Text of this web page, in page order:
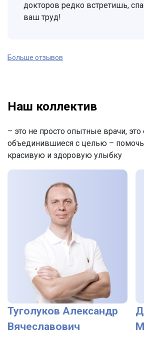
докторов редко встретишь,
ваш труд!
Больше отзывов
Наш коллектив
– это не просто опытные врачи,
объединившиеся с целью –
красивую и здоровую улыбку
Туголуков Александр
Вячеславович